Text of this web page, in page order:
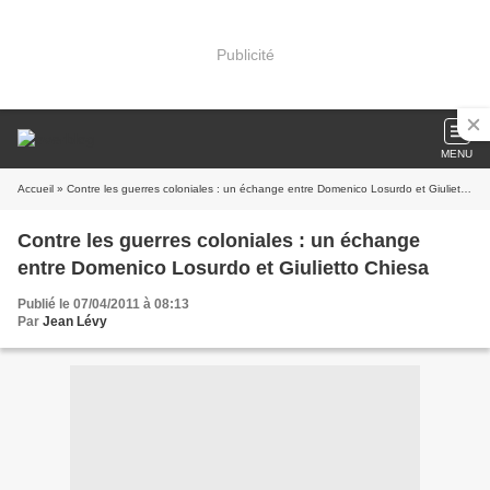
Publicité
MENU
Accueil » Contre les guerres coloniales : un échange entre Domenico Losurdo et Giulietto Chiesa
Contre les guerres coloniales : un échange
entre Domenico Losurdo et Giulietto Chiesa
Publié le 07/04/2011 à 08:13
Par Jean Lévy